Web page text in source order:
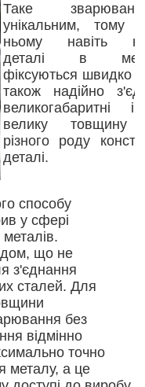
Таке
унікальним, тому
ньому навіть
деталі в
фіксуються швидко і
також надійно
великогабаритні
велику товщину
різного роду
деталі.
способу
у сфері
що не
з'єднання
сталей. Для
без
відмінно
точно
металу, а це